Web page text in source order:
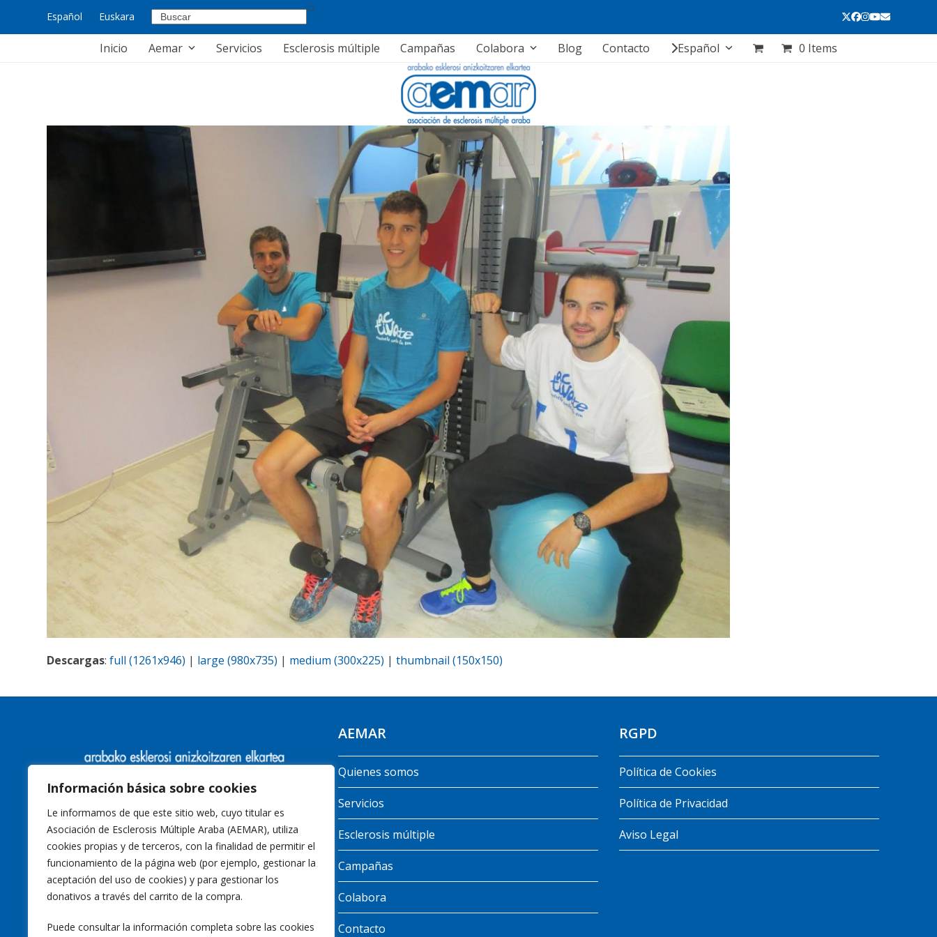
Información básica sobre cookies
Le informamos de que este sitio web, cuyo titular es
Asociación de Esclerosis Múltiple Araba (AEMAR), utiliza
cookies propias y de terceros, con la finalidad de permitir el
funcionamiento de la página web (por ejemplo, gestionar la
aceptación del uso de cookies) y para gestionar los
donativos a través del carrito de la compra.
Puede consultar la información completa sobre las cookies
Español Euskara
Inicio Aemar Servicios Esclerosis múltiple Campañas Colabora Blog Contacto Español 0 Items
Descargas:full (1261x946) | large (980x735) | medium (300x225) |thumbnail (150x150)
AEMAR
Quienes somos
Servicios
Esclerosis múltiple
Campañas
Colabora
Contacto
RGPD
Política de Cookies
Política de Privacidad
Aviso Legal